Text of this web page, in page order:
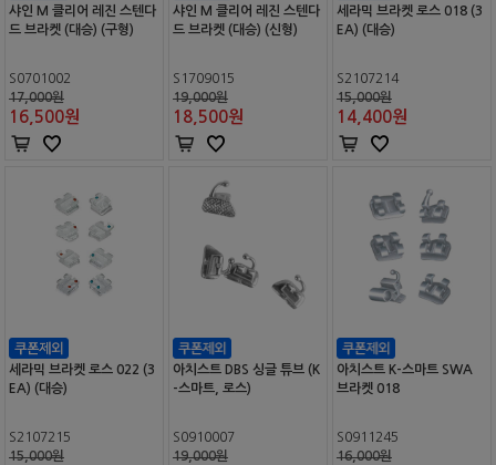
샤인 M 클리어 레진 스텐다
드 브라켓 (대승) (구형)
S0701002
17,000원
16,500원
샤인 M 클리어 레진 스텐다
드 브라켓 (대승) (신형)
S1709015
19,000원
18,500원
세라믹 브라켓 로스 018 (3
EA) (대승)
S2107214
15,000원
14,400원
세라믹 브라켓 로스 022 (3
EA) (대승)
S2107215
15,000원
아치스트 DBS 싱글 튜브 (K
-스마트, 로스)
S0910007
19,000원
아치스트 K-스마트 SWA
브라켓 018
S0911245
16,000원